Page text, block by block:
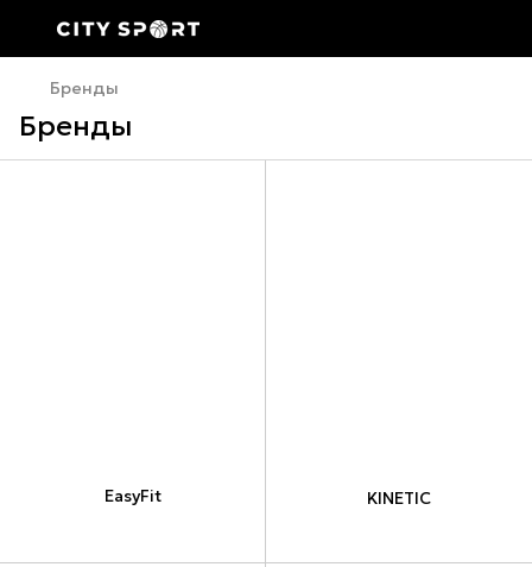
Бренды
Бренды
EasyFit KINETIC